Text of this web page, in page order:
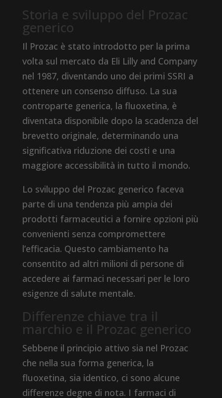
Storia e sviluppo del Prozac
generico
Il Prozac è stato introdotto per la prima
volta sul mercato da Eli Lilly and Company
nel 1987, diventando uno dei primi SSRI a
ottenere un consenso diffuso. La sua
controparte generica, la fluoxetina, è
diventata disponibile dopo la scadenza del
brevetto originale, determinando una
significativa riduzione dei costi e una
maggiore accessibilità in tutto il mondo.
Lo sviluppo del Prozac generico faceva
parte di una tendenza più ampia dei
prodotti farmaceutici a fornire opzioni più
convenienti senza compromettere
l’efficacia. Questo cambiamento ha
consentito ad altri milioni di persone di
accedere ai farmaci necessari per le loro
esigenze di salute mentale.
Differenze chiave tra il
marchio e il Prozac generico
Sebbene il principio attivo sia nel Prozac
che nella sua forma generica, la
fluoxetina, sia identico, ci sono alcune
differenze degne di nota. I farmaci di